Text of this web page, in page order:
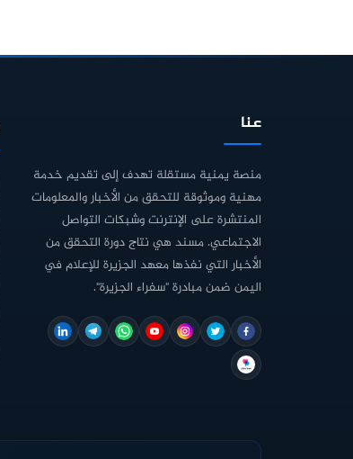
عنا
منصة يمنية مستقلة تهدف إلى تقديم خدمة
مهنية وموثوقة للتحقق من الأخبار والمعلومات
المنتشرة على الإنترنت وشبكات التواصل
الاجتماعي. مسند هي نتاج دورة التحقق من
الأخبار التي نفذها معهد الجزيرة للإعلام في
اليمن ضمن مبادرة "سفراء الجزيرة".